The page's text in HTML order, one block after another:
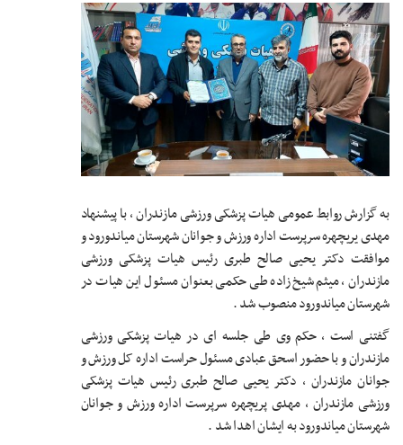
به گزارش روابط عمومی هیات پزشکی ورزشی مازندران ، با پیشنهاد
مهدی یریچهره سرپرست اداره ورزش و جوانان شهرستان میاندورود و
موافقت دکتر یحیی صالح طبری رئیس هیات پزشکی ورزشی
مازندران ، میثم شیخ زاده طی حکمی بعنوان مسئول این هیات در
شهرستان میاندورود منصوب شد .
گفتنی است ، حکم وی طی جلسه ای در هیات پزشکی ورزشی
مازندران و با حضور اسحق عبادی مسئول حراست اداره کل ورزش و
جوانان مازندران ، دکتر یحیی صالح طبری رئیس هیات پزشکی
ورزشی مازندران ، مهدی پریچهره سرپرست اداره ورزش و جوانان
شهرستان میاندورود به ایشان اهدا شد .